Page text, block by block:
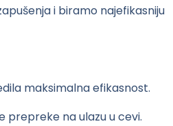
i biramo najefikasniju
maksimalna efikasnost.
prepreke na ulazu u cevi.